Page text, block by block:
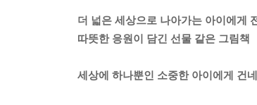
더 넓은 세상으로 나아가는 아이에게
따뜻한 응원이 담긴 선물 같은 그림책
세상에 하나뿐인 소중한 아이에게 건